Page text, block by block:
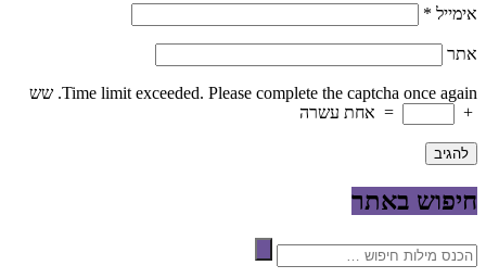
אימייל *
אתר
Time limit exceeded. Please complete the captcha once again. שש
+
= אחת עשרה
חיפוש באתר